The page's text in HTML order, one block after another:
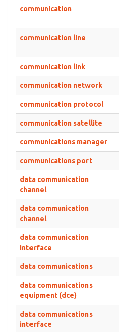
communication
communication line
communication link
communication network
communication protocol
communication satellite
communications manager
communications port
data communication
channel
data communication
channel
data communication
interface
data communications
data communications
equipment (dce)
data communications
interface